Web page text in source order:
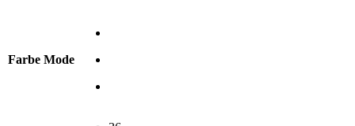
Farbe Mode